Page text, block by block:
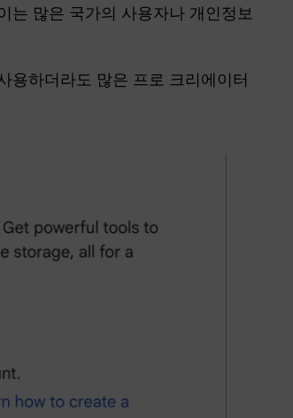
는 많은 국가의 사용자나 개인정보
용하더라도 많은 프로 크리에이터